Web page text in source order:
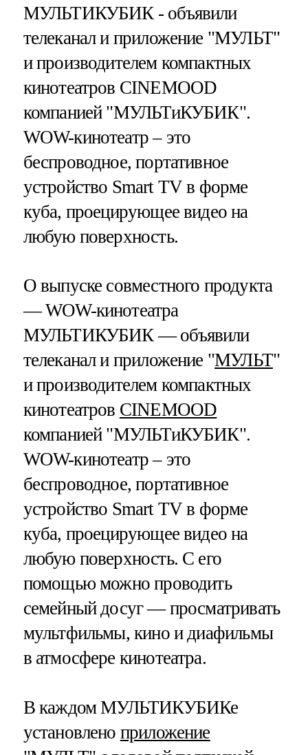
МУЛЬТИКУБИК - объявили
телеканал и приложение "МУЛЬТ"
и производителем компактных
кинотеатров CINEMOOD
компанией "МУЛЬТиКУБИК".
WOW-кинотеатр – это
беспроводное, портативное
устройство Smart TV в форме
куба, проецирующее видео на
любую поверхность.
О выпуске совместного продукта
— WOW-кинотеатра
МУЛЬТИКУБИК — объявили
телеканал и приложение "МУЛЬТ"
и производителем компактных
кинотеатров CINEMOOD
компанией "МУЛЬТиКУБИК".
WOW-кинотеатр – это
беспроводное, портативное
устройство Smart TV в форме
куба, проецирующее видео на
любую поверхность. С его
помощью можно проводить
семейный досуг — просматривать
мультфильмы, кино и диафильмы
в атмосфере кинотеатра.
В каждом МУЛЬТИКУБИКе
установлено приложение